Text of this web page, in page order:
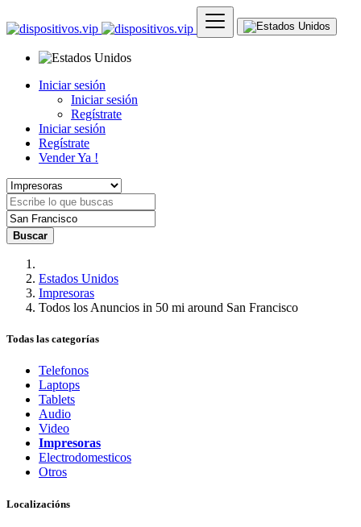
Iniciar sesión
Iniciar sesión
Regístrate
Iniciar sesión
Regístrate
Vender Ya !
Buscar
Estados Unidos
Impresoras
Todos los Anuncios in 50 mi around San Francisco
Todas las categorías
Telefonos
Laptops
Tablets
Audio
Video
Impresoras
Electrodomesticos
Otros
Localizacións